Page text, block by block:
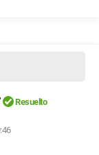
Resuelto